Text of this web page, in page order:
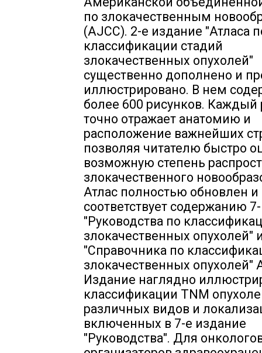
по злокачественным
(AJCC). 2-е издание "Атласа
классификации стадий
злокачественных опухолей"
существенно дополнено и
иллюстрировано. В нем
более 600 рисунков. Каждый
точно отражает анатомию и
расположение важнейших
позволяя читателю быстро
возможную степень
злокачественного
Атлас полностью обновлен и
соответствует содержанию
"Руководства по
злокачественных опухолей"
"Справочника по
злокачественных опухолей"
Издание наглядно
классификации TNM
различных видов и
включенных в 7-е издание
"Руководства". Для